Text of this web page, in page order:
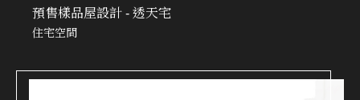
預售樣品屋設計 - 透天宅
住宅空間